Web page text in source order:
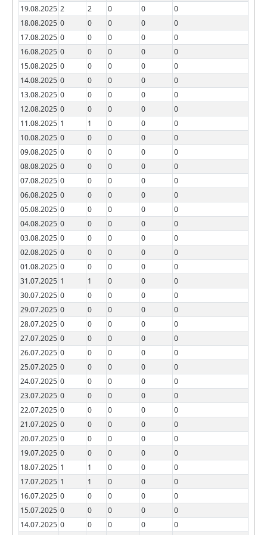
19.08.2025 2 2 0 0
0
18.08.2025 0 0 0 0
0
17.08.2025 0 0 0 0
0
16.08.2025 0 0 0 0
0
15.08.2025 0 0 0 0
0
14.08.2025 0 0 0 0
0
13.08.2025 0 0 0 0
0
12.08.2025 0 0 0 0
0
11.08.2025 1 1 0 0
0
10.08.2025 0 0 0 0
0
09.08.2025 0 0 0 0
0
08.08.2025 0 0 0 0
0
07.08.2025 0 0 0 0
0
06.08.2025 0 0 0 0
0
05.08.2025 0 0 0 0
0
04.08.2025 0 0 0 0
0
03.08.2025 0 0 0 0
0
02.08.2025 0 0 0 0
0
01.08.2025 0 0 0 0
0
31.07.2025 1 1 0 0
0
30.07.2025 0 0 0 0
0
29.07.2025 0 0 0 0
0
28.07.2025 0 0 0 0
0
27.07.2025 0 0 0 0
0
26.07.2025 0 0 0 0
0
25.07.2025 0 0 0 0
0
24.07.2025 0 0 0 0
0
23.07.2025 0 0 0 0
0
22.07.2025 0 0 0 0
0
21.07.2025 0 0 0 0
0
20.07.2025 0 0 0 0
0
19.07.2025 0 0 0 0
0
18.07.2025 1 1 0 0
0
17.07.2025 1 1 0 0
0
16.07.2025 0 0 0 0
0
15.07.2025 0 0 0 0
0
14.07.2025 0 0 0 0
0